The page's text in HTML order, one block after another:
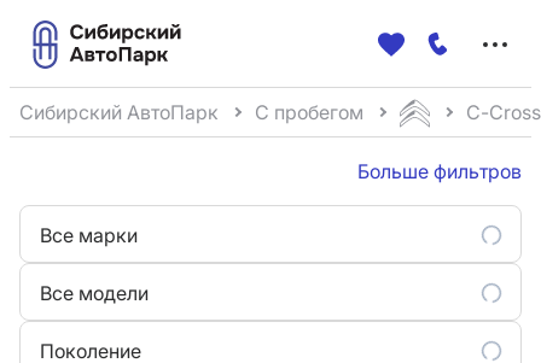
Сибирский АвтоПарк С пробегом C-
Больше фильтров
Все марки
Все модели
Поколение